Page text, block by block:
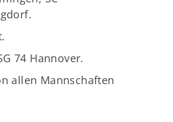
74 Hannover.
allen Mannschaften